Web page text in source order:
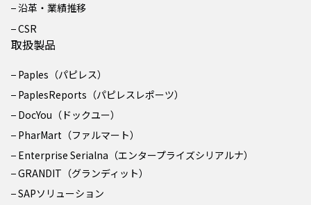
沿革・業績推移
CSR
取扱製品
Paples（パピレス）
PaplesReports（パピレスレポーツ）
DocYou（ドックユー）
PharMart（ファルマート）
Enterprise Serialna（エンタープライズシリアルナ）
GRANDIT（グランディット）
SAPソリューション